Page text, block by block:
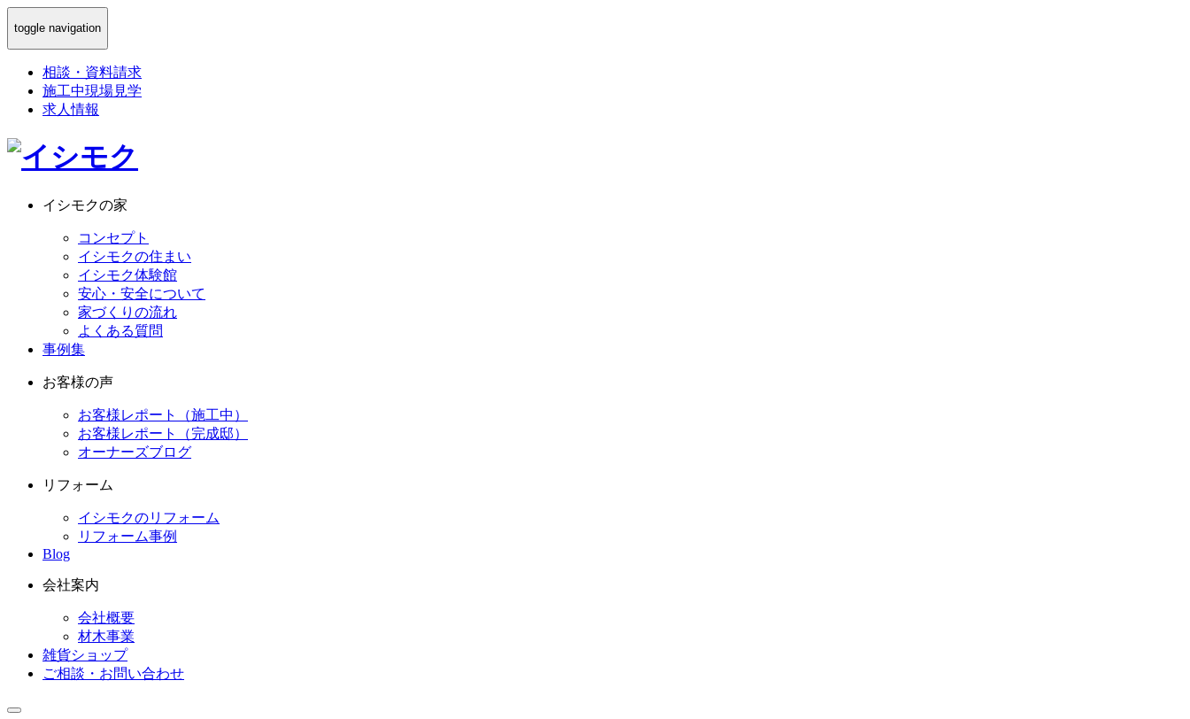
toggle navigation
相談 ・ 資料請求
施工中現場見学
求人情報
イシモクの家
コンセプト
イシモクの住まい
イシモク体験館
安心・安全について
家づくりの流れ
よくある質問
事例集
お客様の声
お客様レポート（施工中）
お客様レポート（完成邸）
オーナーズブログ
リフォーム
イシモクのリフォーム
リフォーム事例
Blog
会社案内
会社概要
材木事業
雑貨ショップ
ご相談・お問い合わせ